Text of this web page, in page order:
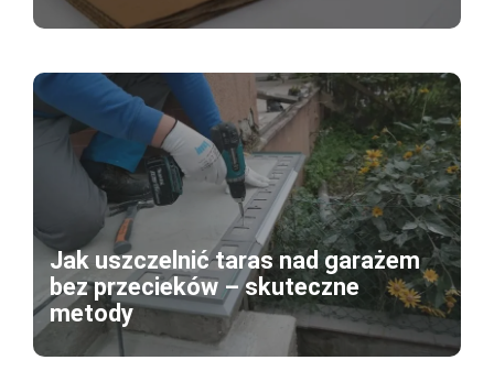
Jak uszczelnić taras nad garażem
bez przecieków – skuteczne
metody